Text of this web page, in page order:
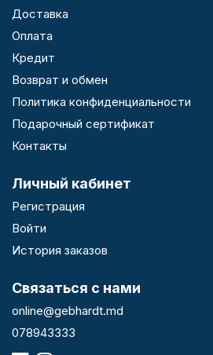
Доставка
Оплата
Кредит
Возврат и обмен
Политика конфиденциальности
Подарочный сертификат
Контакты
Личный кабинет
Регистрация
Войти
История заказов
Связаться с нами
online@gebhardt.md
078943333